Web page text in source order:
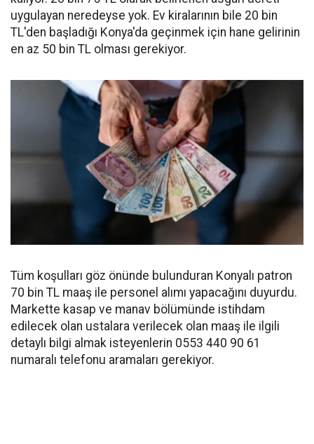
uygulayan neredeyse yok. Ev kiralarının bile 20 bin
TL'den başladığı Konya'da geçinmek için hane gelirinin
en az 50 bin TL olması gerekiyor.
Tüm koşulları göz önünde bulunduran Konyalı patron
70 bin TL maaş ile personel alımı yapacağını duyurdu.
Markette kasap ve manav bölümünde istihdam
edilecek olan ustalara verilecek olan maaş ile ilgili
detaylı bilgi almak isteyenlerin 0553 440 90 61
numaralı telefonu aramaları gerekiyor.